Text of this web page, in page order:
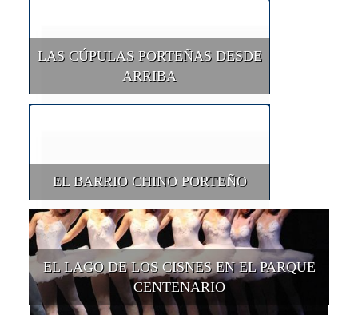
LAS CÚPULAS PORTEÑAS DESDE
ARRIBA
EL BARRIO CHINO PORTEÑO
EL LAGO DE LOS CISNES EN EL PARQUE
CENTENARIO